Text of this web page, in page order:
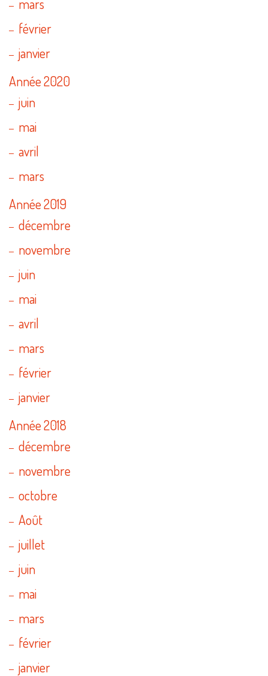
mars
février
janvier
Année 2020
juin
mai
avril
mars
Année 2019
décembre
novembre
juin
mai
avril
mars
février
janvier
Année 2018
décembre
novembre
octobre
Août
juillet
juin
mai
mars
février
janvier